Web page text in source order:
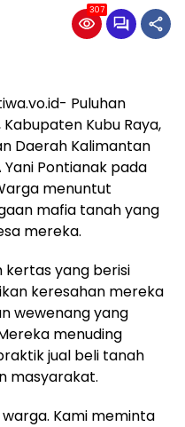
307
Puluhan
Kubu Raya,
Daerah Kalimantan
Pontianak pada
menuntut
mafia tanah yang
mereka.
kertas yang berisi
keresahan mereka
wewenang yang
menuding
jual beli tanah
masyarakat.
Kami meminta